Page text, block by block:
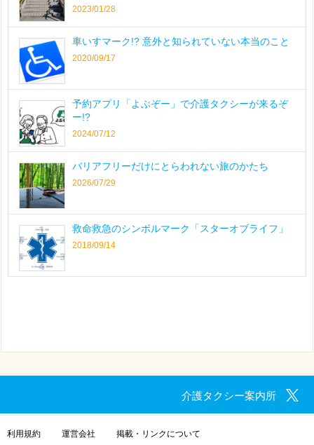
2023/01/28
車いすマーク!? 意外と知られていない本当のこと
2020/09/17
予約アプリ「よぶぞー」で介護タクシーが来るぞ
ー!?
2024/07/12
バリアフリーだけにとらわれない旅のかたち
2026/07/29
救命救急のシンボルマーク「スターオブライフ」
2018/09/14
介護タクシー案内所
利用規約 運営会社 掲載・リンクについて